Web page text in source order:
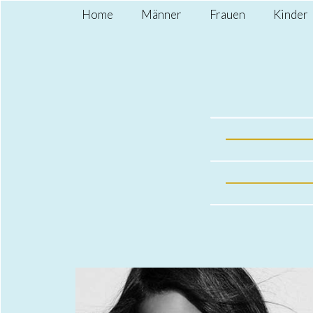
Home Männer Frauen Kinder